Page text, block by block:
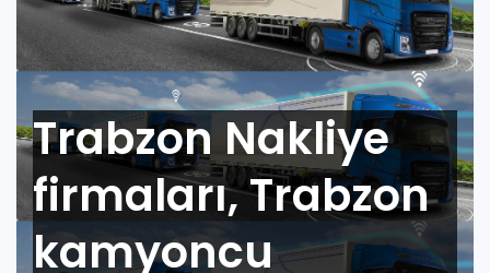
Trabzon Nakliye
firmaları, Trabzon
kamyoncu